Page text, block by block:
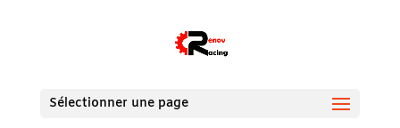
Sélectionner une page